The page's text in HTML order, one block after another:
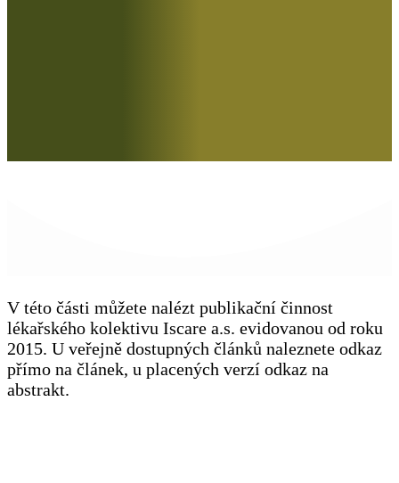
V této části můžete nalézt publikační činnost
lékařského kolektivu Iscare a.s. evidovanou od roku
2015. U veřejně dostupných článků naleznete odkaz
přímo na článek, u placených verzí odkaz na
abstrakt.